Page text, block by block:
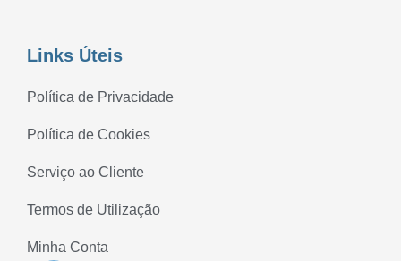
Links Úteis
Política de Privacidade
Política de Cookies
Serviço ao Cliente
Termos de Utilização
Minha Conta